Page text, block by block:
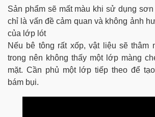
Sản phẩm sẽ mất màu khi sử dụng
chỉ là vấn đề cảm quan và không ảnh
của lớp lót
Nếu bê tông rất xốp, vật liệu sẽ thâm
trong nên không thấy một lớp màng
mặt. Cần phủ một lớp tiếp theo để
bám bụi.